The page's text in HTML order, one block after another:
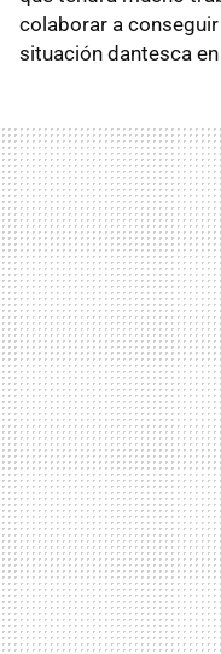
colaborar a
situación dantesca